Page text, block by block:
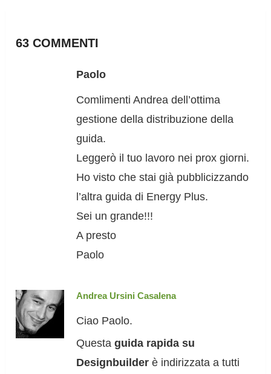
63 COMMENTI
Paolo
Comlimenti Andrea dell’ottima
gestione della distribuzione della
guida.
Leggerò il tuo lavoro nei prox giorni.
Ho visto che stai già pubblicizzando
l’altra guida di Energy Plus.
Sei un grande!!!
A presto
Paolo
Andrea Ursini Casalena
Ciao Paolo.
Questaguida rapida su
Designbuilder è indirizzata a tutti